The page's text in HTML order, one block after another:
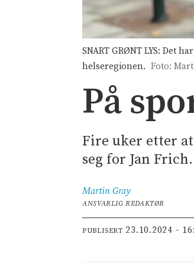
SNART GRØNT LYS:
helseregionen. Foto:
På
Fire uker etter
seg for Jan
Martin Gray
ANSVARLIG REDAKTØR
PUBLISERT 23.10.2024 -